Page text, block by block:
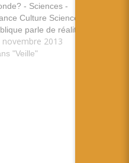
- Sciences -
Culture Science
parle de réalité
tags: france
vision réalité monde
novembre 2013
"Veille"